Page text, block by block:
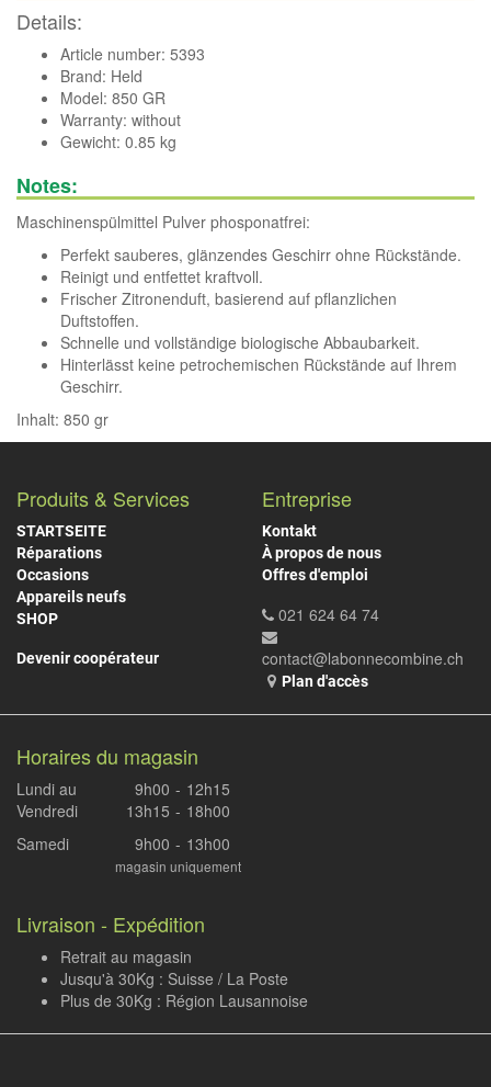
Details:
Article number: 5393
Brand: Held
Model: 850 GR
Warranty: without
Gewicht: 0.85 kg
Notes:
Maschinenspülmittel Pulver phosponatfrei:
Perfekt sauberes, glänzendes Geschirr ohne Rückstände.
Reinigt und entfettet kraftvoll.
Frischer Zitronenduft, basierend auf pflanzlichen
Duftstoffen.
Schnelle und vollständige biologische Abbaubarkeit.
Hinterlässt keine petrochemischen Rückstände auf Ihrem
Geschirr.
Inhalt: 850 gr
Produits & Services
STARTSEITE
Réparations
Occasions
Appareils neufs
SHOP
Devenir coopérateur
Entreprise
Kontakt
À propos de nous
Offres d'emploi
021 624 64 74
contact@labonnecombine.ch
Plan d'accès
Horaires du magasin
Lundi au
Vendredi
9h00
13h15
-
-
12h15
18h00
Samedi
9h00 - 13h00
magasin uniquement
Livraison - Expédition
Retrait au magasin
Jusqu'à 30Kg : Suisse / La Poste
Plus de 30Kg : Région Lausannoise